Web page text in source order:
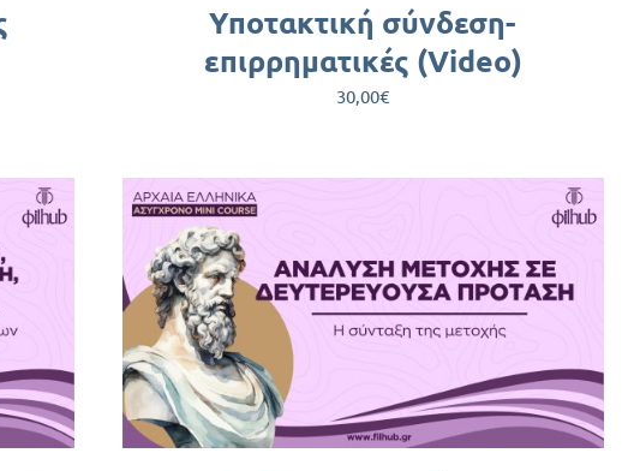
Υποτακτική σύνδεση-
επιρρηματικές (Video)
30,00€